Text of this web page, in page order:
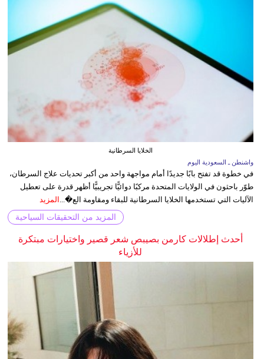
الخلايا السرطانية
واشنطن ـ السعودية اليوم
في خطوة قد تفتح بابًا جديدًا أمام مواجهة واحد من أكبر تحديات علاج السرطان،
طوّر باحثون في الولايات المتحدة مركبًا دوائيًّا تجريبيًّا أظهر قدرة على تعطيل
الآليات التي تستخدمها الخلايا السرطانية للبقاء ومقاومة الع�... المزيد
المزيد من التحقيقات السياحية
أحدث إطلالات كارمن بصيبص شعر قصير واختيارات مبتكرة
للأزياء